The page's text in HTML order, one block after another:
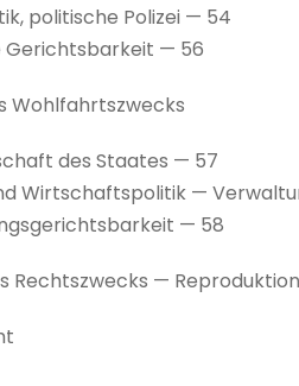
politische Polizei — 54
Gerichtsbarkeit — 56
Wohlfahrtszwecks
des Staates — 57
Wirtschaftspolitik —
— 58
Rechtszwecks —